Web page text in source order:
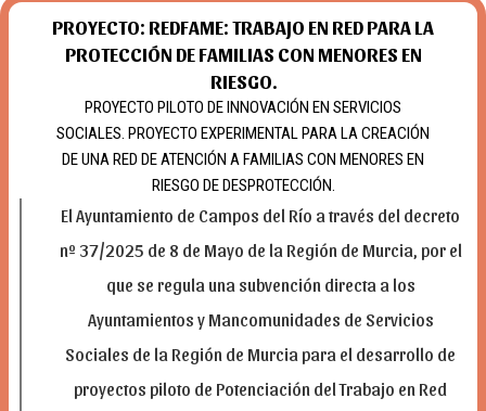
PROYECTO: REDFAME: TRABAJO EN RED PARA LA
PROTECCIÓN DE FAMILIAS CON MENORES EN
RIESGO.
PROYECTO PILOTO DE INNOVACIÓN EN SERVICIOS
SOCIALES. PROYECTO EXPERIMENTAL PARA LA CREACIÓN
DE UNA RED DE ATENCIÓN A FAMILIAS CON MENORES EN
RIESGO DE DESPROTECCIÓN.
El Ayuntamiento de Campos del Río a través del decreto
nº 37/2025 de 8 de Mayo de la Región de Murcia, por el
que se regula una subvención directa a los
Ayuntamientos y Mancomunidades de Servicios
Sociales de la Región de Murcia para el desarrollo de
proyectos piloto de Potenciación del Trabajo en Red